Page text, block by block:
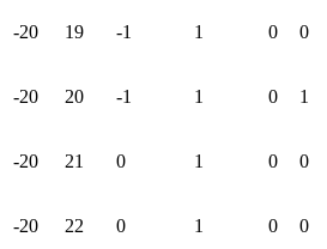
-20 19 -1 1 0 0
-20 20 -1 1 0 1
-20 21 0 1 0 0
-20 22 0 1 0 0